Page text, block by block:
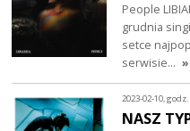
People
grudnia
setce
serwisie…
2023-02-10,
NASZ